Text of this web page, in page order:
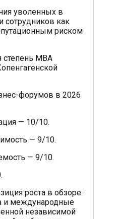
уволенных в
сотрудников как
риском
MBA
форумов в 2026
— 10/10.
— 9/10.
— 9/10.
роста в обзоре:
и международные
независимой